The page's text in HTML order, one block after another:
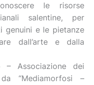
le risorse
salentine, per
e le pietanze
dall’arte e dalla
– Associazione dei
“Mediamorfosi –